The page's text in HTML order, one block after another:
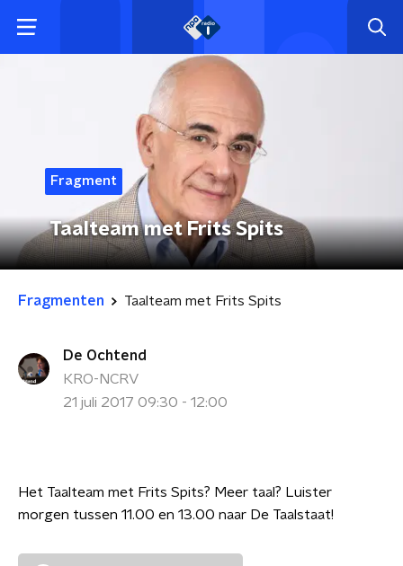
Fragment
Taalteam met Frits Spits
Fragmenten Taalteam met Frits Spits
De Ochtend
KRO-NCRV
21 juli 2017 09:30 - 12:00
Het Taalteam met Frits Spits? Meer taal? Luister
morgen tussen 11.00 en 13.00 naar De Taalstaat!